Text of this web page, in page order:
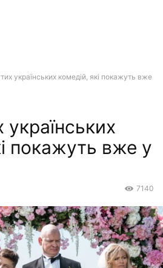
українських комедій, які покажуть вже
покажуть вже у
7140